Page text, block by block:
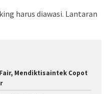
harus diawasi. Lantaran
Mendiktisaintek Copot